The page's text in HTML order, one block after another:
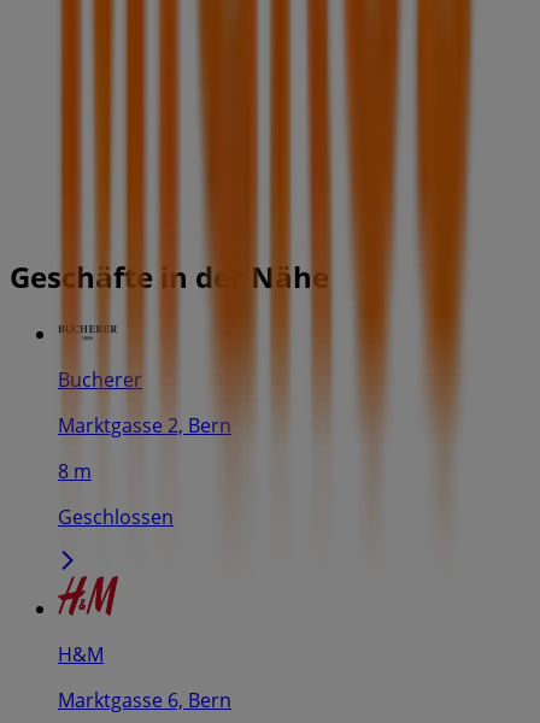
Geschäfte in der Nähe
Bucherer
Marktgasse 2, Bern
8 m
Geschlossen
H&M
Marktgasse 6, Bern